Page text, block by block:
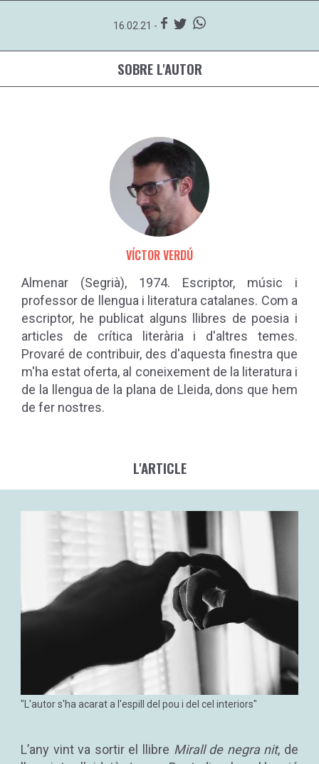
16.02.21 -
SOBRE L'AUTOR
VÍCTOR VERDÚ
Almenar (Segrià), 1974. Escriptor, músic i
professor de llengua i literatura catalanes. Com a
escriptor, he publicat alguns llibres de poesia i
articles de crítica literària i d'altres temes.
Provaré de contribuir, des d'aquesta finestra que
m'ha estat oferta, al coneixement de la literatura i
de la llengua de la plana de Lleida, dons que hem
de fer nostres.
L'ARTICLE
"L'autor s'ha acarat a l'espill del pou i del cel interiors"
L’any vint va sortir el llibre Mirall de negra nit, de